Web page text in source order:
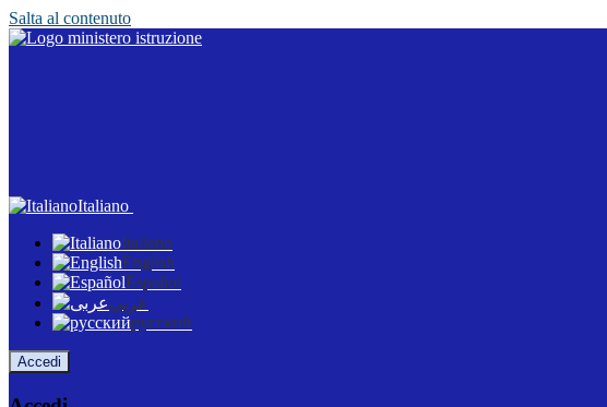
Salta al contenuto
Italiano
Italiano
English
Español
عربى
русский
Accedi